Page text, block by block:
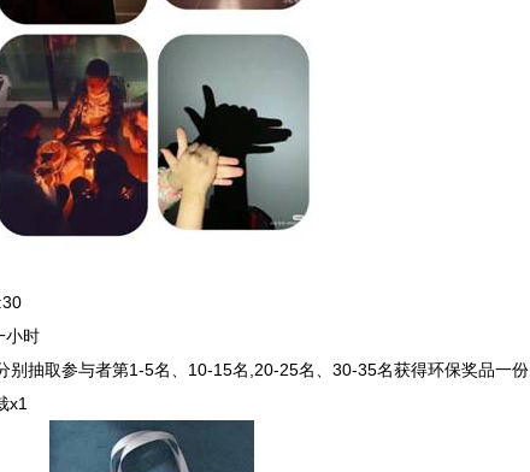
小时
别抽取参与者第1-5名、10-15名,20-25名、30-35名获得环保奖品一份
x1